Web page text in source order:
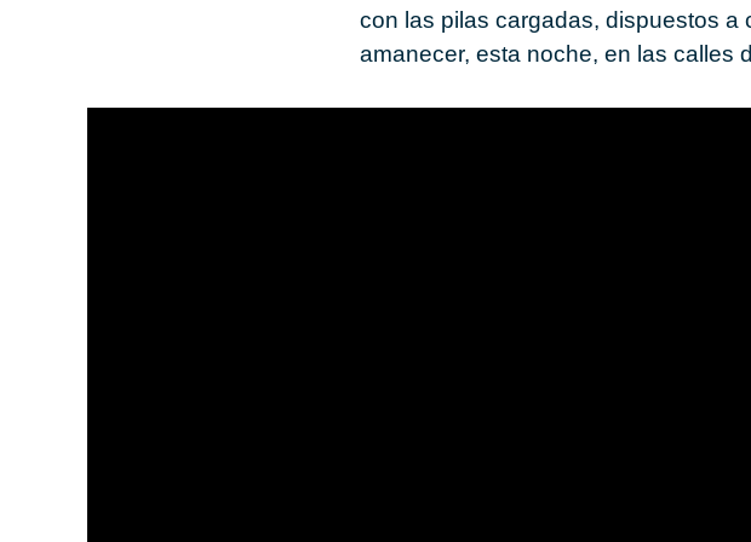
con las pilas car­ga­das, dis­pues­tos a
ama­ne­cer, esta noche, en las ca­lles